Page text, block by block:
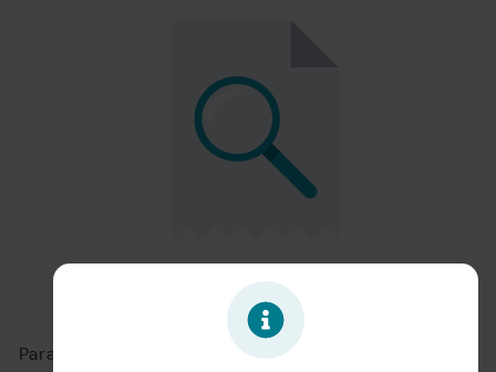
Oportunidade expirada!
Para ver mais, acesse a páginaBuscar Oportunidades.